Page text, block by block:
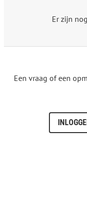
Er zijn
Een vraag of een